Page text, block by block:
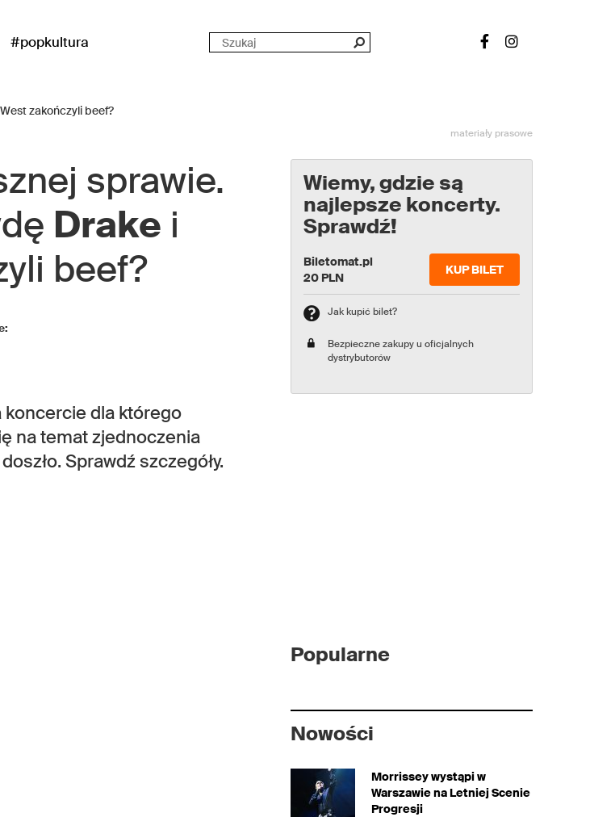
#popkultura
materiały prasowe
sprawie.
Drake i
beef?
koncercie dla którego
na temat zjednoczenia
Sprawdź szczegóły.
Wiemy, gdzie są
najlepsze koncerty.
Sprawdź!
Biletomat.pl
20 PLN
KUP BILET
Jak kupić bilet?
Bezpieczne zakupy u oficjalnych
dystrybutorów
Popularne
Nowości
Morrissey wystąpi w
Warszawie na Letniej Scenie
Progresji